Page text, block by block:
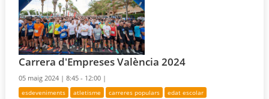
Carrera d'Empreses València 2024
05 maig 2024 |8:45 - 12:00 |
esdeveniments atletisme carreres populars
edat escolar